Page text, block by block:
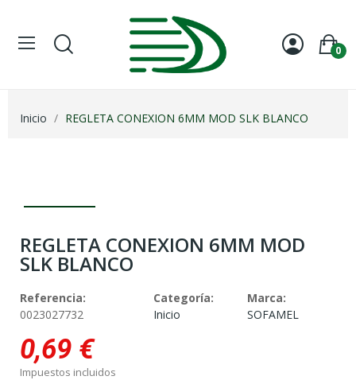
0
Inicio REGLETA CONEXION 6MM MOD SLK BLANCO
REGLETA CONEXION 6MM MOD
SLK BLANCO
Referencia:
0023027732
Categoría:
Inicio
Marca:
SOFAMEL
0,69 €
Impuestos incluidos